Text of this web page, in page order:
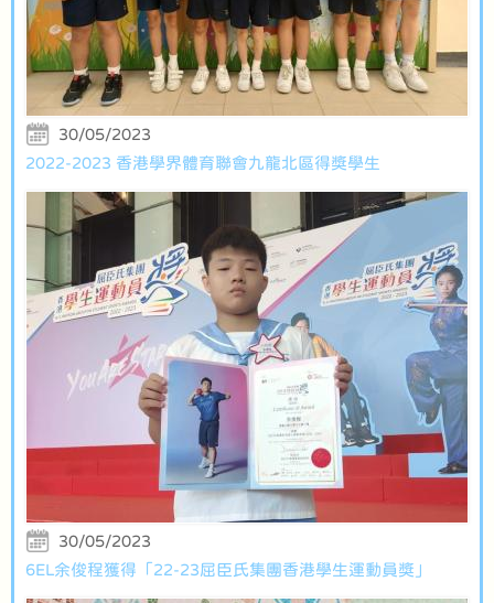
30/05/2023
2022-2023 香港學界體育聯會九龍北區得獎學生
30/05/2023
6EL余俊程獲得「22-23屈臣氏集團香港學生運動員獎」